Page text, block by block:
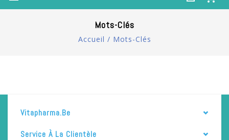
Mots-Clés
Accueil / Mots-Clés
Vitapharma.be
Service À La Clientèle